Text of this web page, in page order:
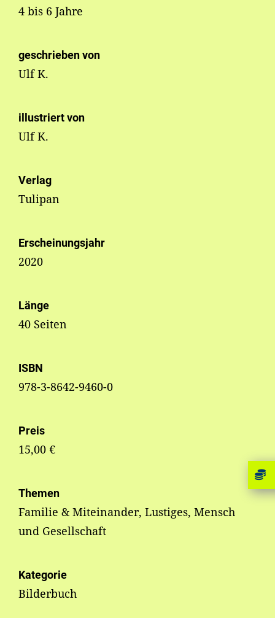
4 bis 6 Jahre
geschrieben von
Ulf K.
illustriert von
Ulf K.
Verlag
Tulipan
Erscheinungsjahr
2020
Länge
40 Seiten
ISBN
978-3-8642-9460-0
Preis
15,00 €
Themen
Familie & Miteinander, Lustiges, Mensch
und Gesellschaft
Kategorie
Bilderbuch